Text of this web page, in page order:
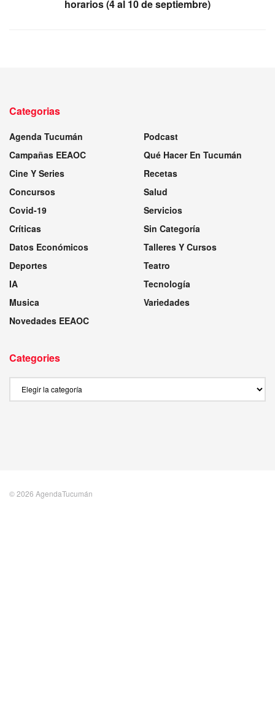
horarios (4 al 10 de septiembre)
Categorias
Agenda Tucumán
Campañas EEAOC
Cine Y Series
Concursos
Covid-19
Críticas
Datos Económicos
Deportes
IA
Musica
Novedades EEAOC
Podcast
Qué Hacer En Tucumán
Recetas
Salud
Servicios
Sin Categoría
Talleres Y Cursos
Teatro
Tecnología
Variedades
Categories
© 2026 AgendaTucumán